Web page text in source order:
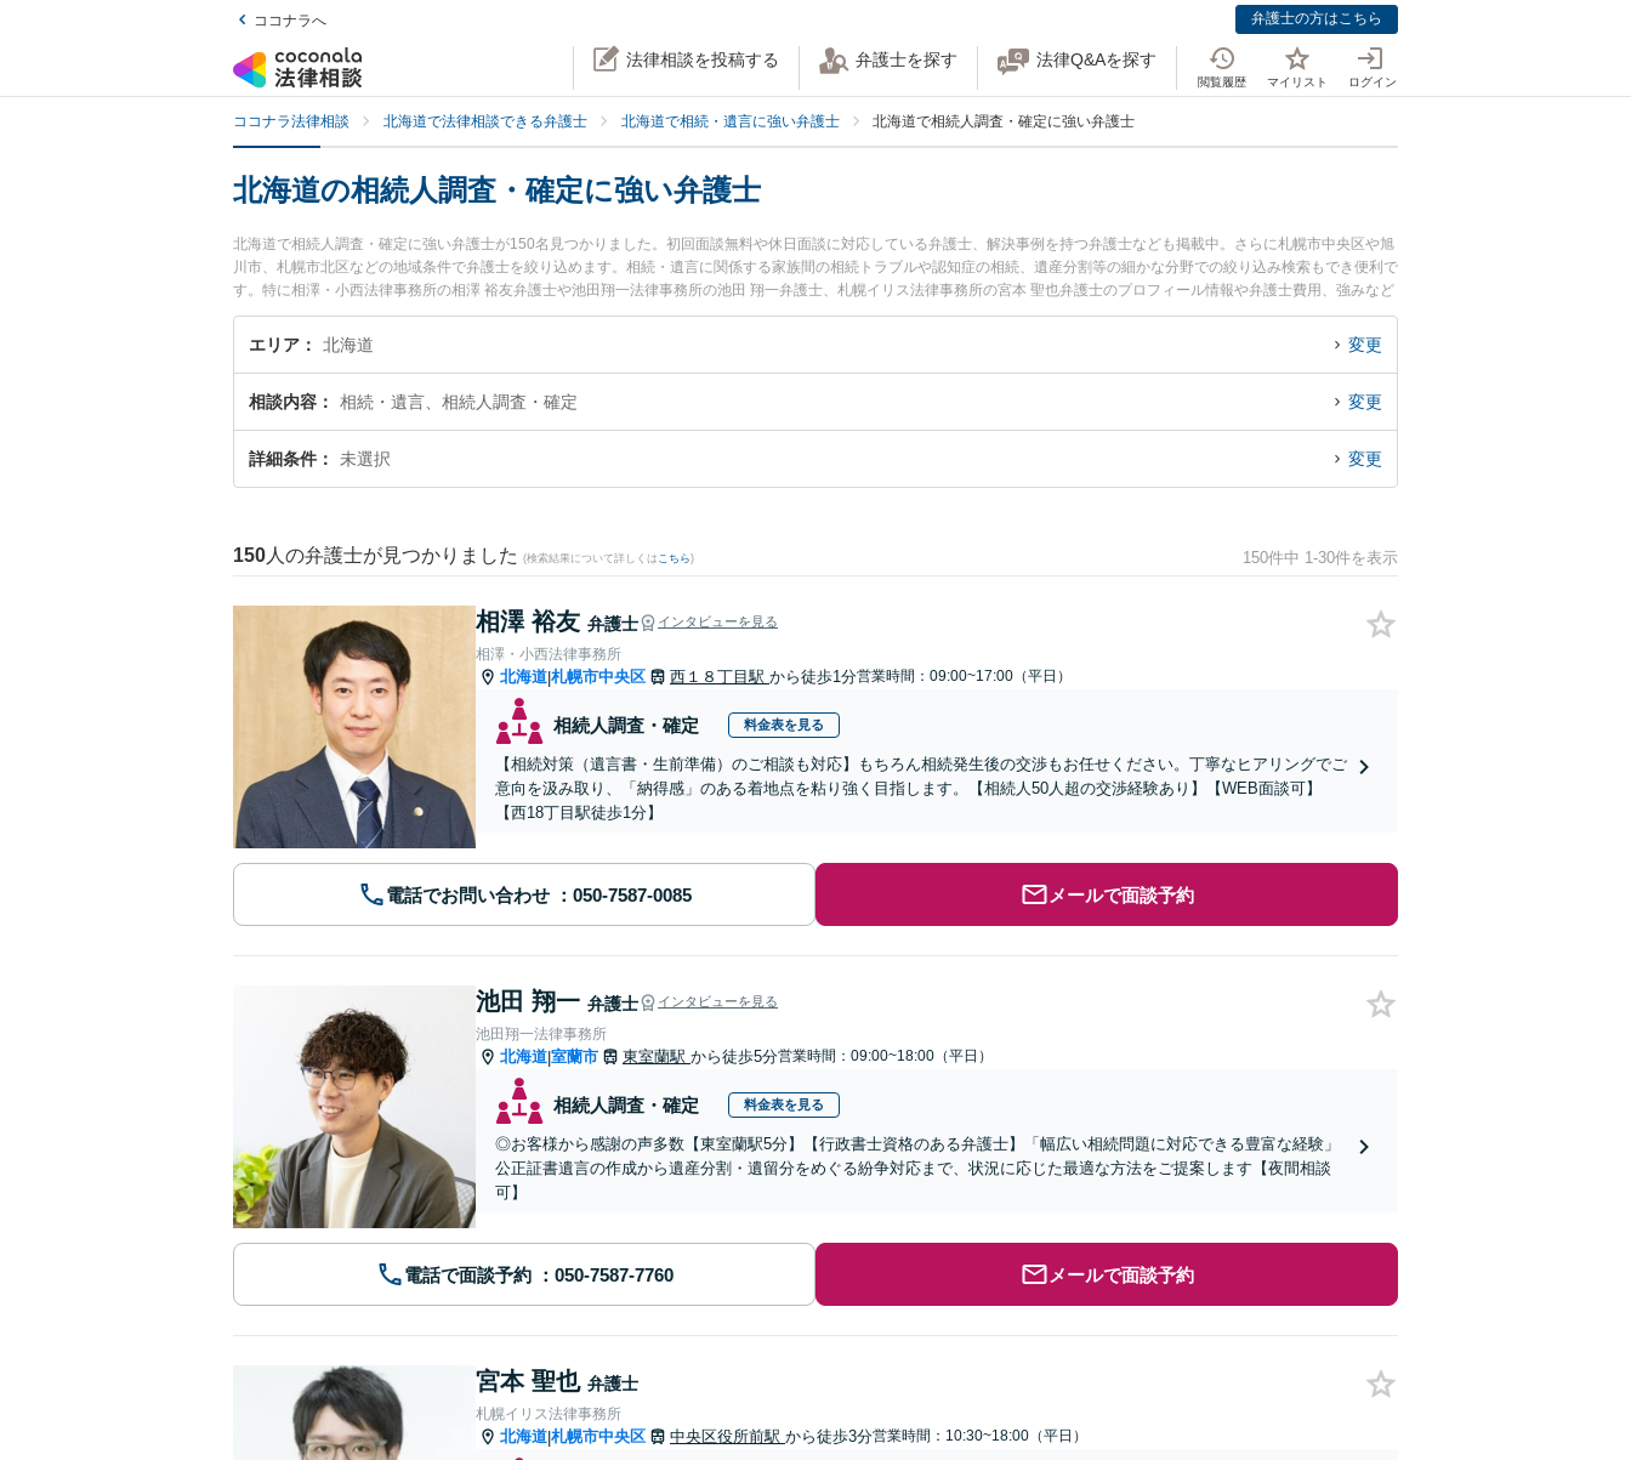
ココナラへ 弁護士の方はこちら
法律相談を投稿する 弁護士を探す 法律Q&Aを探す
閲覧履歴 マイリスト ログイン
ココナラ法律相談 北海道で法律相談できる弁護士 北海道で相続・遺言に強い弁護士 北海道で相続人調査・確定に強い弁護士
北海道の相続人調査・確定に強い弁護士
北海道で相続人調査・確定に強い弁護士が150名見つかりました。初回面談無料や休日面談に対応している弁護士、解決事例を持つ弁護士なども掲載中。さらに札幌市中央区や旭
川市、札幌市北区などの地域条件で弁護士を絞り込めます。相続・遺言に関係する家族間の相続トラブルや認知症の相続、遺産分割等の細かな分野での絞り込み検索もでき便利で
す。特に相澤・小西法律事務所の相澤 裕友弁護士や池田翔一法律事務所の池田 翔一弁護士、札幌イリス法律事務所の宮本 聖也弁護士のプロフィール情報や弁護士費用、強みなど
が注目されています。『北海道で土日や夜間に発生した相続人調査・確定のトラブルを今すぐに弁護士に相談したい』『相続人調査・確定のトラブル解決の実績豊富な近くの弁護
士を検索したい』『初回相談無料で相続人調査・確定を法律相談できる北海道内の弁護士に相談予約したい』などでお困りの相談者さんにおすすめです。
エリア 北海道 変更
相談内容 相続・遺言、相続人調査・確定 変更
詳細条件 未選択 変更
150 人の弁護士が見つかりました (検索結果について詳しくは こちら) 150件中 1-30件を表示
相澤 裕友 弁護士 インタビューを見る
相澤・小西法律事務所
北海道|札幌市中央区 西１８丁目駅 から徒歩1分営業時間：09:00~17:00（平日）
相続人調査・確定 料金表を見る
【相続対策（遺言書・生前準備）のご相談も対応】もちろん相続発生後の交渉もお任せください。丁寧なヒアリングでご
意向を汲み取り、「納得感」のある着地点を粘り強く目指します。【相続人50人超の交渉経験あり】【WEB面談可】
【西18丁目駅徒歩1分】
電話でお問い合わせ メールで面談予約
池田 翔一 弁護士 インタビューを見る
池田翔一法律事務所
北海道|室蘭市 東室蘭駅 から徒歩5分営業時間：09:00~18:00（平日）
相続人調査・確定 料金表を見る
◎お客様から感謝の声多数【東室蘭駅5分】【行政書士資格のある弁護士】「幅広い相続問題に対応できる豊富な経験」
公正証書遺言の作成から遺産分割・遺留分をめぐる紛争対応まで、状況に応じた最適な方法をご提案します【夜間相談
可】
電話で面談予約 メールで面談予約
宮本 聖也 弁護士
札幌イリス法律事務所
北海道|札幌市中央区 中央区役所前駅 から徒歩3分営業時間：10:30~18:00（平日）